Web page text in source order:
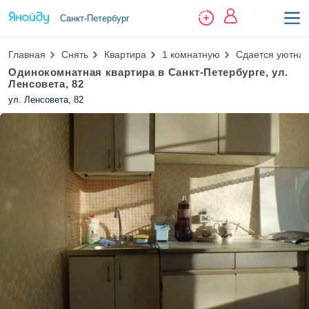
Санкт-Петербург
Главная Снять Квартира 1 комнатную Сдается
Одинокомнатная квартира в Санкт-Петербурге, ул.
Ленсовета, 82
ул. Ленсовета, 82